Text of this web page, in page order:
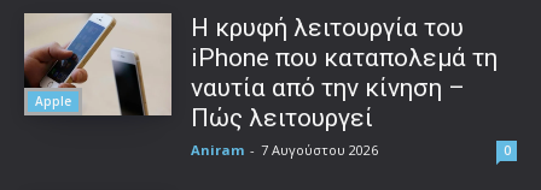
Apple
Η κρυφή λειτουργία του
iPhone που καταπολεμά τη
ναυτία από την κίνηση –
Πώς λειτουργεί
Aniram - 7 Αυγούστου 2026 0